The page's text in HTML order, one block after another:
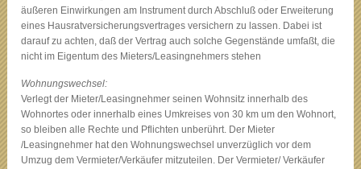
äußeren Einwirkungen am Instrument durch Abschluß oder Erweiterung
eines Hausratversicherungsvertrages versichern zu lassen. Dabei ist
darauf zu achten, daß der Vertrag auch solche Gegenstände umfaßt, die
nicht im Eigentum des Mieters/Leasingnehmers stehen
Wohnungswechsel:
Verlegt der Mieter/Leasingnehmer seinen Wohnsitz innerhalb des
Wohnortes oder innerhalb eines Umkreises von 30 km um den Wohnort,
so bleiben alle Rechte und Pflichten unberührt. Der Mieter
/Leasingnehmer hat den Wohnungswechsel unverzüglich vor dem
Umzug dem Vermieter/Verkäufer mitzuteilen. Der Vermieter/ Verkäufer